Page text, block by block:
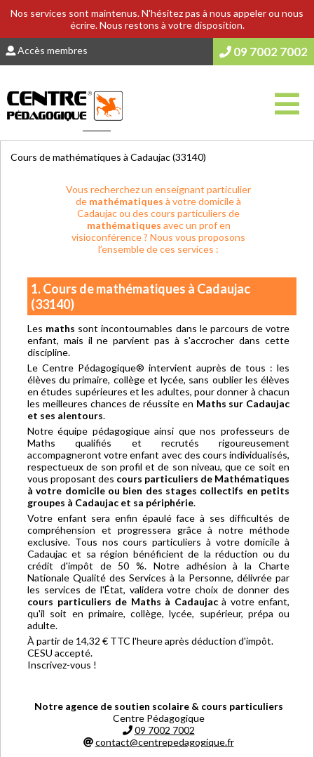
Nos services sont maintenus. N'hésitez pas à nous appeler ou nous
écrire. Nous restons à votre disposition.
Accès membres 09 7002 7002
Cours de mathématiques à Cadaujac (33140)
Vous recherchez un enseignant particulier
de mathématiques à votre domicile à
Cadaujac ou des cours particuliers de
mathématiques avec un prof en
visioconférence ? Nous vous proposons
l’ensemble de ces services :
1. Cours de mathématiques à Cadaujac
(33140)
Les maths sont incontournables dans le parcours de votre
enfant, mais il ne parvient pas à s'accrocher dans cette
discipline.
Le Centre Pédagogique® intervient auprès de tous : les
élèves du primaire, collège et lycée, sans oublier les élèves
en études supérieures et les adultes, pour donner à chacun
les meilleures chances de réussite en Maths sur Cadaujac
et ses alentours.
Notre équipe pédagogique ainsi que nos professeurs de
Maths qualifiés et recrutés rigoureusement
accompagneront votre enfant avec des cours individualisés,
respectueux de son profil et de son niveau, que ce soit en
vous proposant des cours particuliers de Mathématiques
à votre domicile ou bien des stages collectifs en petits
groupes à Cadaujac et sa périphérie.
Votre enfant sera enfin épaulé face à ses difficultés de
compréhension et progressera grâce à notre méthode
exclusive. Tous nos cours particuliers à votre domicile à
Cadaujac et sa région bénéficient de la réduction ou du
crédit d'impôt de 50 %. Notre adhésion à la Charte
Nationale Qualité des Services à la Personne, délivrée par
les services de l'État, validera votre choix de donner des
cours particuliers de Maths à Cadaujacà votre enfant,
qu'il soit en primaire, collège, lycée, supérieur, prépa ou
adulte.
À partir de 14,32 € TTC l'heure après déduction d'impôt.
CESU accepté.
Inscrivez-vous !
Notre agence de soutien scolaire & cours particuliers
Centre Pédagogique
09 7002 7002
contact@centrepedagogique.fr